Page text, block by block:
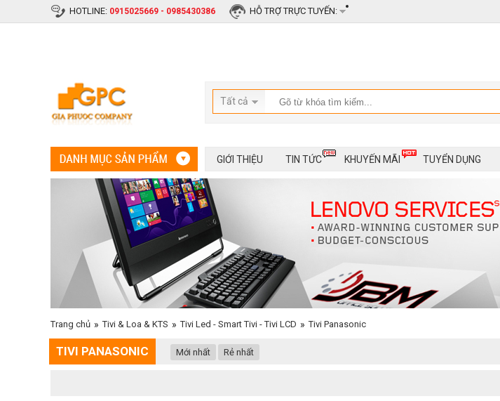
HOTLINE: 0915025669 - 0985430386
HỖ TRỢ TRỰC TUYẾN:
Tất cả
GIỚI THIỆU TIN TỨC KHUYẾN MÃI TUYỂN DỤNG
Trang chủ » Tivi & Loa & KTS » Tivi Led - Smart Tivi - Tivi LCD » Tivi Panasonic
TIVI PANASONIC Mới nhất Rẻ nhất